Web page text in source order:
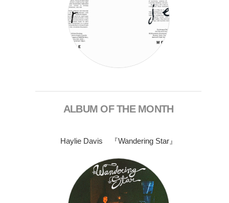
ALBUM OF THE MONTH
Haylie Davis 『Wandering Star』